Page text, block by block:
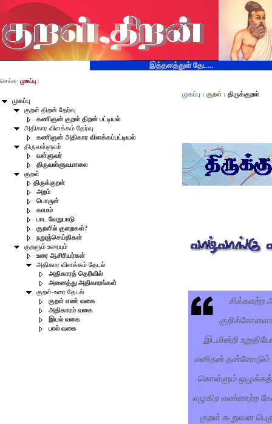
இத்தளத்துள் தேட...
முகப்பு : குறள் : திருக்குறள்
முகப்பு
குறள் திறன் தேர்வு
கணிஞன் குறள் திறன் பட்டியல்
அதிகார விளக்கம் தேர்வு
கணிஞன் அதிகார விளக்கப்பட்டியல்
திருவள்ளுவர்
வள்ளுவர்
திருவள்ளுவமாலை
குறள்
திருக்குறள்
அறம்
பொருள்
காமம்
பாட வேறுபாடு
குறளில் குறைகள்?
நறுஞ்செய்திகள்
குறளும் உரையும்
உரை ஆசிரியர்கள்
அதிகார விளக்கம் தேடல்
அதிகாரத் தெரிவில்
அனைத்து அதிகாரங்கள்
குறள்-உரை தேடல்
குறள் எண் வகை
அதிகாரம் வகை
இயல் வகை
பால் வகை
செல்க: முகப்பு |
சிக்கலற்ற
இடமின்றி
மனிதன் தன்னோடும்
கொள்ளும்
எழுகிற எண்ணற்ற
குறள் கூறுவன